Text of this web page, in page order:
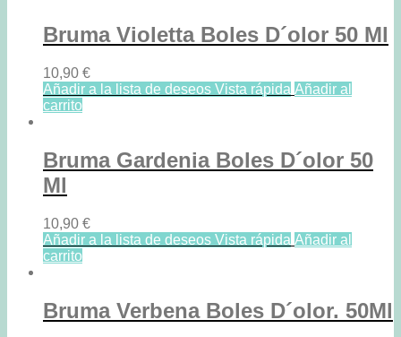
Bruma Violetta Boles D´olor 50 Ml
10,90 €
Añadir a la lista de deseos Vista rápida Añadir al
carrito
Bruma Gardenia Boles D´olor 50
Ml
10,90 €
Añadir a la lista de deseos Vista rápida Añadir al
carrito
Bruma Verbena Boles D´olor. 50Ml